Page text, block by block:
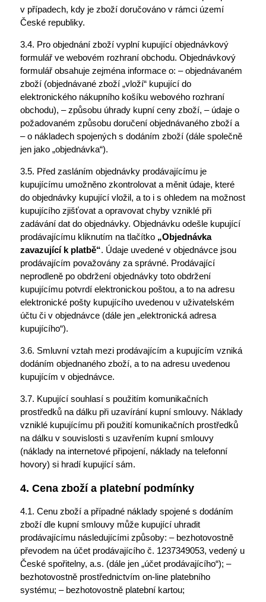
v případech, kdy je zboží doručováno v rámci území
České republiky.
3.4. Pro objednání zboží vyplní kupující objednávkový
formulář ve webovém rozhraní obchodu. Objednávkový
formulář obsahuje zejména informace o: – objednávaném
zboží (objednávané zboží „vloží“ kupující do
elektronického nákupního košíku webového rozhraní
obchodu), – způsobu úhrady kupní ceny zboží, – údaje o
požadovaném způsobu doručení objednávaného zboží a
– o nákladech spojených s dodáním zboží (dále společně
jen jako „objednávka“).
3.5. Před zasláním objednávky prodávajícímu je
kupujícímu umožněno zkontrolovat a měnit údaje, které
do objednávky kupující vložil, a to i s ohledem na možnost
kupujícího zjišťovat a opravovat chyby vzniklé při
zadávání dat do objednávky. Objednávku odešle kupující
prodávajícímu kliknutím na tlačítko „Objednávka
zavazující k platbě“. Údaje uvedené v objednávce jsou
prodávajícím považovány za správné. Prodávající
neprodleně po obdržení objednávky toto obdržení
kupujícímu potvrdí elektronickou poštou, a to na adresu
elektronické pošty kupujícího uvedenou v uživatelském
účtu či v objednávce (dále jen „elektronická adresa
kupujícího“).
3.6. Smluvní vztah mezi prodávajícím a kupujícím vzniká
dodáním objednaného zboží, a to na adresu uvedenou
kupujícím v objednávce.
3.7. Kupující souhlasí s použitím komunikačních
prostředků na dálku při uzavírání kupní smlouvy. Náklady
vzniklé kupujícímu při použití komunikačních prostředků
na dálku v souvislosti s uzavřením kupní smlouvy
(náklady na internetové připojení, náklady na telefonní
hovory) si hradí kupující sám.
4. Cena zboží a platební podmínky
4.1. Cenu zboží a případné náklady spojené s dodáním
zboží dle kupní smlouvy může kupující uhradit
prodávajícímu následujícími způsoby: – bezhotovostně
převodem na účet prodávajícího č. 1237349053, vedený u
České spořitelny, a.s. (dále jen „účet prodávajícího“); –
bezhotovostně prostřednictvím on-line platebního
systému; – bezhotovostně platební kartou;